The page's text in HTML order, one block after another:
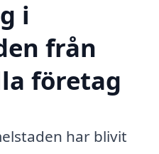
i
från
företag
har blivit